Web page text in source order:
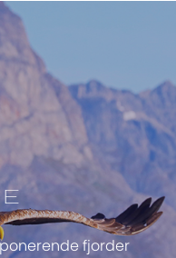
fjorder